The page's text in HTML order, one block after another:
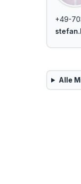
+49-
Alle